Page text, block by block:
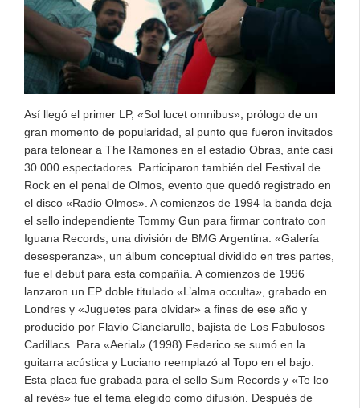
Así llegó el primer LP, «Sol lucet omnibus», prólogo de un
gran momento de popularidad, al punto que fueron invitados
para telonear a The Ramones en el estadio Obras, ante casi
30.000 espectadores. Participaron también del Festival de
Rock en el penal de Olmos, evento que quedó registrado en
el disco «Radio Olmos». A comienzos de 1994 la banda deja
el sello independiente Tommy Gun para firmar contrato con
Iguana Records, una división de BMG Argentina. «Galería
desesperanza», un álbum conceptual dividido en tres partes,
fue el debut para esta compañía. A comienzos de 1996
lanzaron un EP doble titulado «L’alma occulta», grabado en
Londres y «Juguetes para olvidar» a fines de ese año y
producido por Flavio Cianciarullo, bajista de Los Fabulosos
Cadillacs. Para «Aerial» (1998) Federico se sumó en la
guitarra acústica y Luciano reemplazó al Topo en el bajo.
Esta placa fue grabada para el sello Sum Records y «Te leo
al revés» fue el tema elegido como difusión. Después de